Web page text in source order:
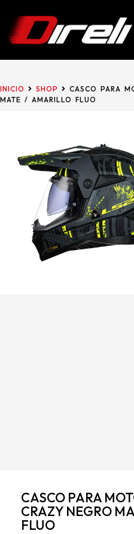
INICIO SHOP
CASCO PARA
MATE / AMARILLO FLUO
CASCO PARA
CRAZY NEGRO
FLUO